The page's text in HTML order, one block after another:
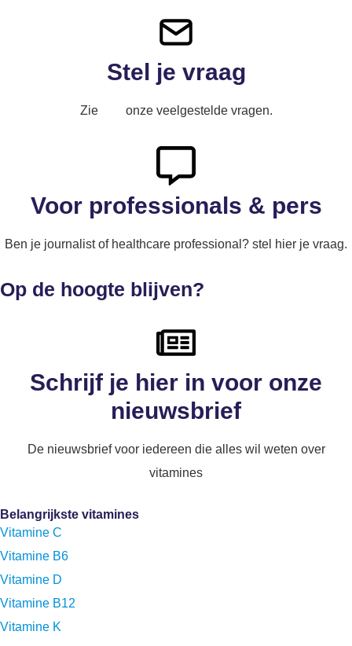
Stel je vraag
Zie onze veelgestelde vragen.
Voor professionals & pers
Ben je journalist of healthcare professional? stel hier je vraag.
Op de hoogte blijven?
Schrijf je hier in voor onze
nieuwsbrief
De nieuwsbrief voor iedereen die alles wil weten over
vitamines
Belangrijkste vitamines
Vitamine C
Vitamine B6
Vitamine D
Vitamine B12
Vitamine K